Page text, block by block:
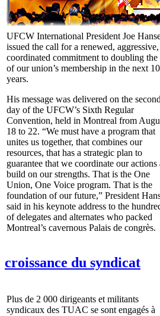
UFCW International President Joe
issued the call for a renewed,
coordinated commitment to doubling the
of our union’s membership in the next 10
years.
His message was delivered on the second
day of the UFCW’s Sixth Regular
Convention, held in Montreal from
18 to 22. “We must have a program that
unites us together, that combines our
resources, that has a strategic plan to
guarantee that we coordinate our actions
build on our strengths. That is the One
Union, One Voice program. That is the
foundation of our future,” President
said in his keynote address to the
of delegates and alternates who packed
Montreal’s cavernous Palais de congrès.
croissance du syndicat
Plus de 2 000 dirigeants et militants
syndicaux des TUAC se sont engagés à